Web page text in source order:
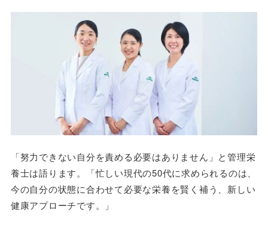
「努力できない自分を責める必要はありません」と管理栄
養士は語ります。「忙しい現代の50代に求められるのは、
今の自分の状態に合わせて必要な栄養を賢く補う、新しい
健康アプローチです。」